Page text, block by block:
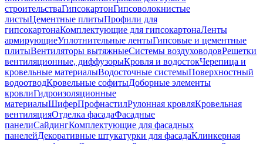
строительстваГипсокартонГипсоволокнистые
листыЦементные плитыПрофили для
гипсокартонаКомплектующие для гипсокартонаЛенты
армирующиеУплотнительные лентыГипсовые и цементные
плитыВентиляторы вытяжныеСистемы воздуховодовРешетки
вентиляционные, диффузорыКровля и водостокЧерепица и
кровельные материалыВодосточные системыПоверхностный
водоотводКровельные софитыДоборные элементы
кровлиГидроизоляционные
материалыШиферПрофнастилРулонная кровляКровельная
вентиляцияОтделка фасадаФасадные
панелиСайдингКомплектующие для фасадных
панелейДекоративные штукатурки для фасадаКлинкерная